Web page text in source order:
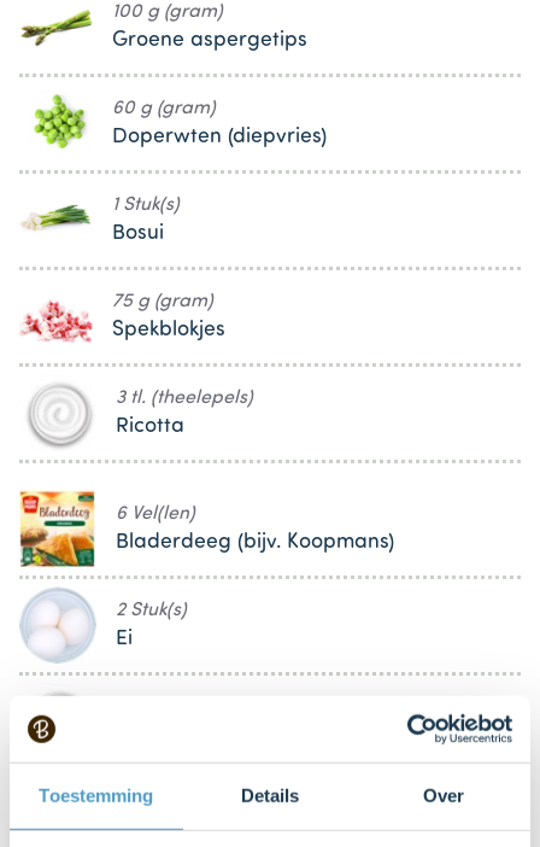
Toestemming Details Over
100 g (gram)
Groene aspergetips
60 g (gram)
Doperwten (diepvries)
1 Stuk(s)
Bosui
75 g (gram)
Spekblokjes
3 tl. (theelepels)
Ricotta
6 Vel(len)
Bladerdeeg (bijv. Koopmans)
2 Stuk(s)
Ei
70 g (gram)
Gruyère (geraspt)